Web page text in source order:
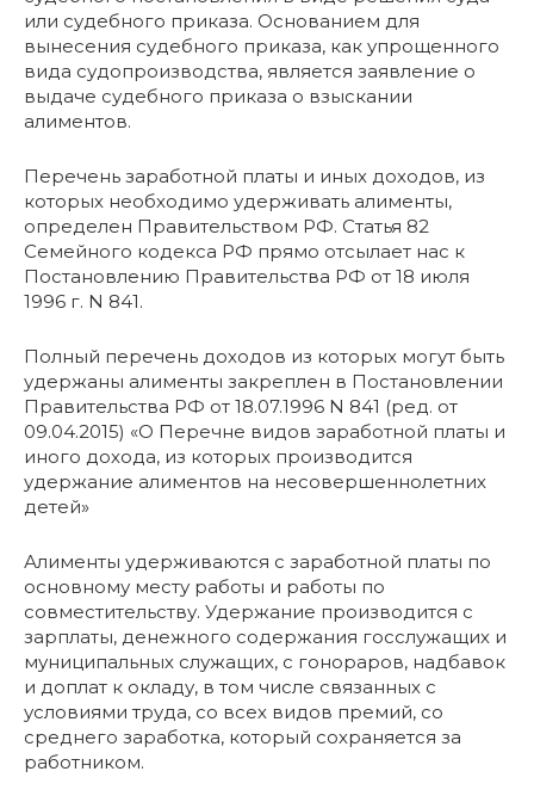
или судебного приказа. Основанием для
вынесения судебного приказа, как упрощенного
вида судопроизводства, является заявление о
выдаче судебного приказа о взыскании
алиментов.
Перечень заработной платы и иных доходов, из
которых необходимо удерживать алименты,
определен Правительством РФ. Статья 82
Семейного кодекса РФ прямо отсылает нас к
Постановлению Правительства РФ от 18 июля
1996 г. N 841.
Полный перечень доходов из которых могут быть
удержаны алименты закреплен в Постановлении
Правительства РФ от 18.07.1996 N 841 (ред. от
09.04.2015) «О Перечне видов заработной платы и
иного дохода, из которых производится
удержание алиментов на несовершеннолетних
детей»
Алименты удерживаются с заработной платы по
основному месту работы и работы по
совместительству. Удержание производится с
зарплаты, денежного содержания госслужащих и
муниципальных служащих, с гонораров, надбавок
и доплат к окладу, в том числе связанных с
условиями труда, со всех видов премий, со
среднего заработка, который сохраняется за
работником.